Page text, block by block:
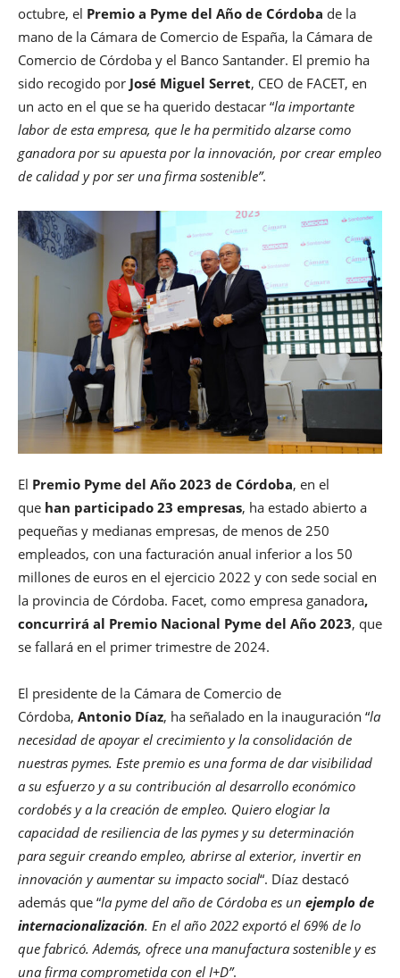
octubre, el Premio a Pyme del Año de Córdoba de la
mano de la Cámara de Comercio de España, la Cámara de
Comercio de Córdoba y el Banco Santander. El premio ha
sido recogido por José Miguel Serret, CEO de FACET, en
un acto en el que se ha querido destacar “la importante
labor de esta empresa, que le ha permitido alzarse como
ganadora por su apuesta por la innovación, por crear empleo
de calidad y por ser una firma sostenible”.
El Premio Pyme del Año 2023 de Córdoba, en el
que han participado 23 empresas, ha estado abierto a
pequeñas y medianas empresas, de menos de 250
empleados, con una facturación anual inferior a los 50
millones de euros en el ejercicio 2022 y con sede social en
la provincia de Córdoba. Facet, como empresa ganadora,
concurrirá al Premio Nacional Pyme del Año 2023, que
se fallará en el primer trimestre de 2024.
El presidente de la Cámara de Comercio de
Córdoba, Antonio Díaz, ha señalado en la inauguración “la
necesidad de apoyar el crecimiento y la consolidación de
nuestras pymes. Este premio es una forma de dar visibilidad
a su esfuerzo y a su contribución al desarrollo económico
cordobés y a la creación de empleo. Quiero elogiar la
capacidad de resiliencia de las pymes y su determinación
para seguir creando empleo, abrirse al exterior, invertir en
innovación y aumentar su impacto social“. Díaz destacó
además que “la pyme del año de Córdoba es un ejemplo de
internacionalización. En el año 2022 exportó el 69% de lo
que fabricó. Además, ofrece una manufactura sostenible y es
una firma comprometida con el I+D”.